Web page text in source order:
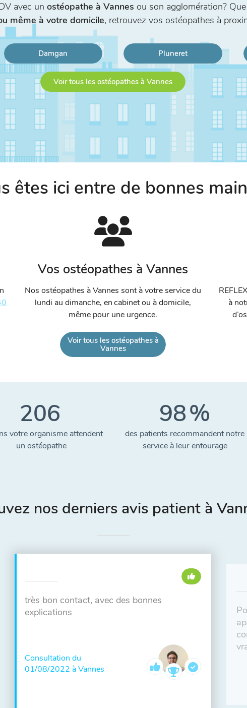
avec un ostéopathe à Vannes ou son agglomération?
même à votre domicile, retrouvez vos ostéopathes à
Damgan Pluneret
Voir tous les ostéopathes à Vannes
êtes ici entre de bonnes
Vos ostéopathes à Vannes
Nos ostéopathes à Vannes sont à votre service du
lundi au dimanche, en cabinet ou à domicile,
même pour une urgence.
Voir tous les ostéopathes à
Vannes
à
206
votre organisme attendent
un ostéopathe
98%
des patients recommandent notre
service à leur entourage
nos derniers avis patient à
très bon contact, avec des bonnes
explications
Consultation du
01/08/2022 à Vannes